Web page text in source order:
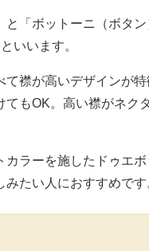
「ボットーニ（ボタ
いいます。
襟が高いデザインが
もOK。高い襟がネク
ラーを施したドゥエ
たい人におすすめです